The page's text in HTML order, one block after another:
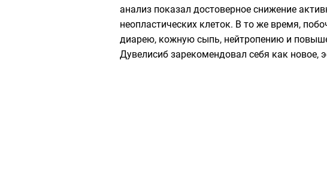
анализ показал достоверное снижение
неопластических клеток. В то же время,
диарею, кожную сыпь, нейтропению и
Дувелисиб зарекомендовал себя как новое,